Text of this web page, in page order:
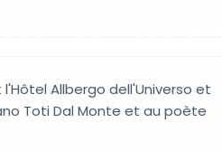
l'Hôtel Allbergo dell'Universo et
Toti Dal Monte et au poète